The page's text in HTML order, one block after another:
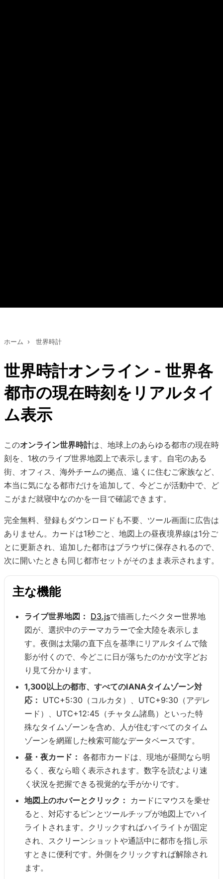
ホーム › 世界時計
世界時計オンライン - 世界各
都市の現在時刻をリアルタイ
ム表示
このオンライン世界時計は、地球上のあらゆる都市の現在時
刻を、1枚のライブ世界地図上で表示します。自宅のある
街、オフィス、海外チームの拠点、遠くに住むご家族など、
本当に気になる都市だけを追加して、今どこが活動中で、ど
こがまだ就寝中なのかを一目で確認できます。
完全無料、登録もダウンロードも不要、ツール画面に広告は
ありません。カードは1秒ごと、地図上の昼夜境界線は1分ご
とに更新され、追加した都市はブラウザに保存されるので、
次に開いたときも同じ都市セットがそのまま表示されます。
主な機能
ライブ世界地図： D3.jsで描画したベクター世界地
図が、選択中のテーマカラーで全大陸を表示しま
す。夜側は太陽の直下点を基準にリアルタイムで陰
影が付くので、今どこに日が落ちたのかが文字どお
り見て分かります。
1,300以上の都市、すべてのIANAタイムゾーン対
応： UTC+5:30（コルカタ）、UTC+9:30（アデレ
ード）、UTC+12:45（チャタム諸島）といった特
殊なタイムゾーンを含め、人が住むすべてのタイム
ゾーンを網羅した検索可能なデータベースです。
昼・夜カード： 各都市カードは、現地が昼間なら明
るく、夜なら暗く表示されます。数字を読むより速
く状況を把握できる視覚的な手がかりです。
地図上のホバーとクリック：
カードにマウスを乗せ
ると、対応するピンとツールチップが地図上でハイ
ライトされます。クリックすればハイライトが固定
され、スクリーンショットや通話中に都市を指し示
すときに便利です。外側をクリックすれば解除され
ます。